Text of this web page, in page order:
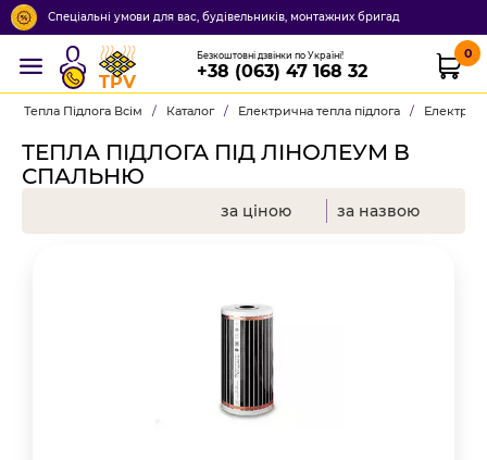
Спеціальні умови для вас, будівельників, монтажних бригад
TPV
Безкоштовні дзвінки по Україні!
+38 (063) 47 168 32
0
Тепла Підлога Всім / Каталог / Електрична тепла підлога /
ТЕПЛА ПІДЛОГА ПІД ЛІНОЛЕУМ В
СПАЛЬНЮ
за ціною за назвою